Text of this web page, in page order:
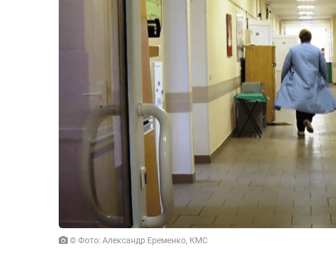
© Фото: Александр Еременко, КМС